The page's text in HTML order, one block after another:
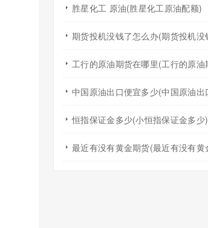
胜星化工 原油(胜星化工原油配额)
恒指保证金多少(小恒指保证金多少)